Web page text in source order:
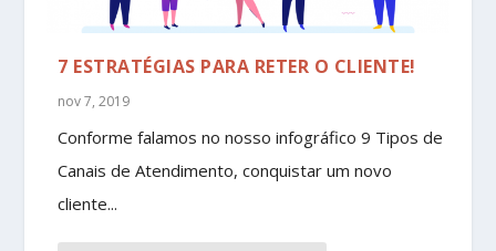
7 ESTRATÉGIAS PARA RETER O CLIENTE!
nov 7, 2019
Conforme falamos no nosso infográfico 9 Tipos de
Canais de Atendimento, conquistar um novo
cliente...